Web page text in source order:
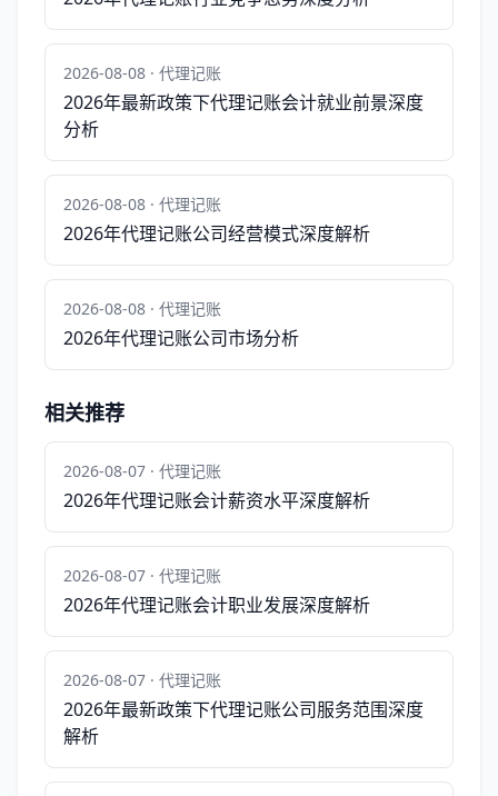
2026-08-08 · 代理记账
2026年最新政策下代理记账会计就业前景深度
分析
2026-08-08 · 代理记账
2026年代理记账公司经营模式深度解析
2026-08-08 · 代理记账
2026年代理记账公司市场分析
相关推荐
2026-08-07 · 代理记账
2026年代理记账会计薪资水平深度解析
2026-08-07 · 代理记账
2026年代理记账会计职业发展深度解析
2026-08-07 · 代理记账
2026年最新政策下代理记账公司服务范围深度
解析